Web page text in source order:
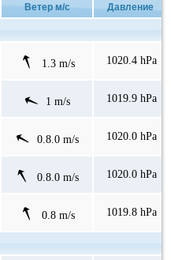
Ветер м/с Давление
1.3 m/s 1020.4 hPa
1 m/s 1019.9 hPa
0.8.0 m/s 1020.0 hPa
0.8.0 m/s 1020.0 hPa
0.8 m/s 1019.8 hPa